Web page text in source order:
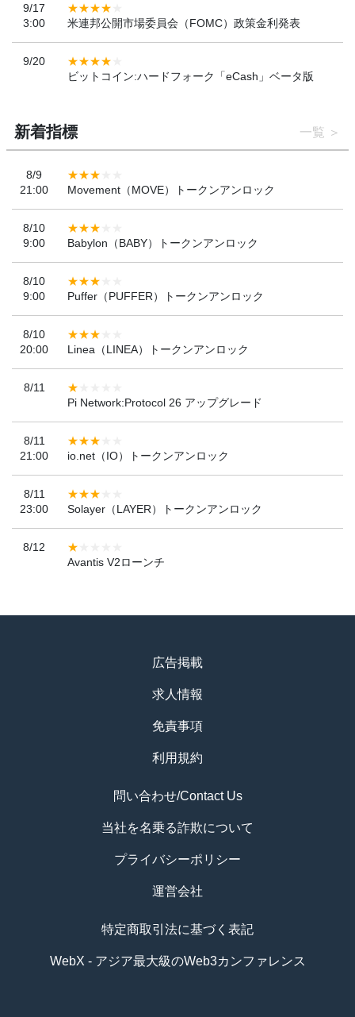
9/17
3:00
米連邦公開市場委員会（FOMC）政策金利発表
9/20
ビットコイン:ハードフォーク「eCash」ベータ版
新着指標 一覧
8/9
21:00
Movement（MOVE）トークンアンロック
8/10
9:00
Babylon（BABY）トークンアンロック
8/10
9:00
Puffer（PUFFER）トークンアンロック
8/10
20:00
Linea（LINEA）トークンアンロック
8/11
Pi Network:Protocol 26 アップグレード
8/11
21:00
io.net（IO）トークンアンロック
8/11
23:00
Solayer（LAYER）トークンアンロック
8/12
Avantis V2ローンチ
広告掲載
求人情報
免責事項
利用規約
問い合わせ/Contact Us
当社を名乗る詐欺について
プライバシーポリシー
運営会社
特定商取引法に基づく表記
WebX - アジア最大級のWeb3カンファレンス